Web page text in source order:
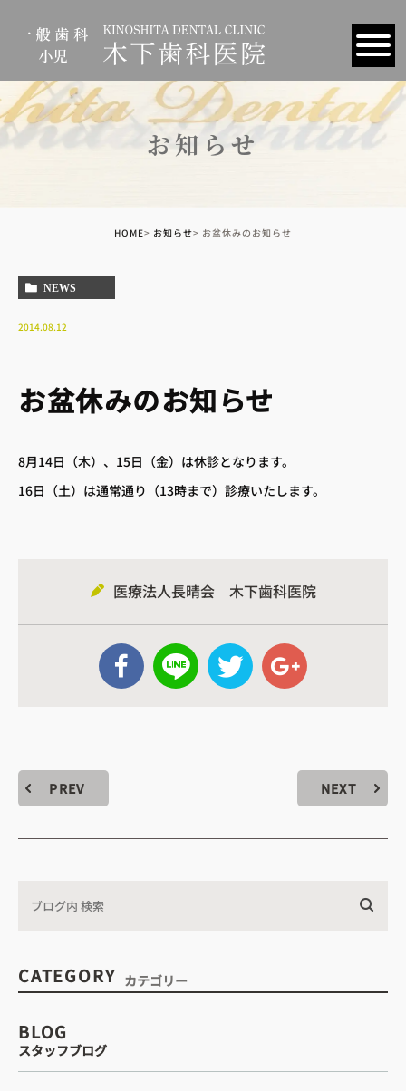
クセス – 診療時間
– 訪問歯科診療
WEB予約はこちら
電話予約はこちら
お知らせ
HOME お知らせ お盆休みのお知らせ
NEWS
2014.08.12
お盆休みのお知らせ
8月14日（木）、15日（金）は休診となります。
16日（土）は通常通り（13時まで）診療いたします。
医療法人長晴会 木下歯科医院
PREV NEXT
CATEGORY カテゴリー
BLOG
スタッフブログ